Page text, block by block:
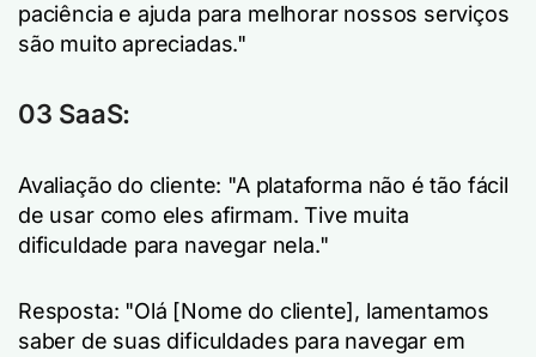
paciência e ajuda para melhorar nossos serviços
são muito apreciadas."
03 SaaS:
Avaliação do cliente: "A plataforma não é tão fácil
de usar como eles afirmam. Tive muita
dificuldade para navegar nela."
Resposta: "Olá [Nome do cliente], lamentamos
saber de suas dificuldades para navegar em